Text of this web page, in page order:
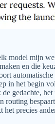
model mijn
en die
in het begin
gedachte,
routing
precies